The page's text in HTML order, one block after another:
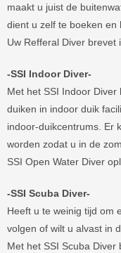
maakt u juist de
dient u zelf te boeken en
Uw Refferal Diver brevet
-SSI Indoor Diver-
Met het SSI Indoor
duiken in indoor duik
indoor-duikcentrums. Er
worden zodat u in de
SSI Open Water Diver
-SSI Scuba Diver-
Heeft u te weinig tijd om
volgen of wilt u alvast in
Met het SSI Scuba